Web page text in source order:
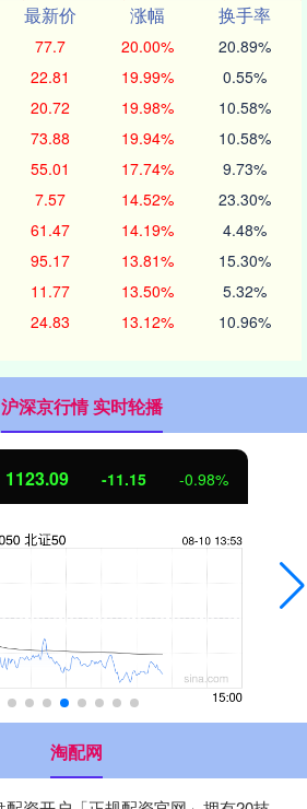
最新价 涨幅
换手率
77.7 20.00% 20.89%
22.81 19.99% 0.55%
20.72 19.98% 10.58%
73.88 19.94% 10.58%
55.01 17.74% 9.73%
7.57 14.52% 23.30%
61.47 14.19% 4.48%
95.17 13.81% 15.30%
11.77 13.50% 5.32%
24.83 13.12% 10.96%
沪深京行情 实时轮播
1123.09 -11.15 -0.98%
淘配网